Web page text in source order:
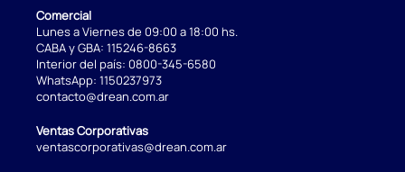
Comercial
Lunes a Viernes de 09:00 a 18:00 hs.
CABA y GBA: 115246-8663
Interior del país: 0800-345-6580
WhatsApp: 1150237973
contacto@drean.com.ar
Ventas Corporativas
ventascorporativas@drean.com.ar